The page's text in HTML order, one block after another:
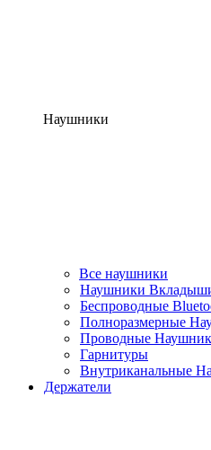
Наушники
Все наушники
Наушники
Беспроводные
Полноразмерные
Проводные
Гарнитуры
Внутриканальные
Держатели